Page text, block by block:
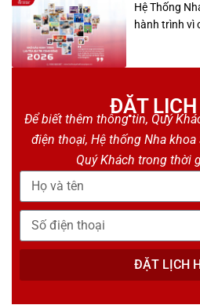
Hệ Thống
hành trình vì
ĐẶT LỊCH
Để biết thêm thông tin, Quý
điện thoại, Hệ thống Nha khoa
Quý Khách trong thời
ĐẶT LỊCH